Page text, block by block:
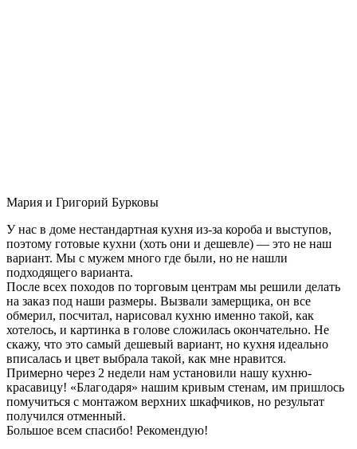
Мария и Григорий Бурковы
У нас в доме нестандартная кухня из-за короба и выступов,
поэтому готовые кухни (хоть они и дешевле) — это не наш
вариант. Мы с мужем много где были, но не нашли
подходящего варианта.
После всех походов по торговым центрам мы решили делать
на заказ под наши размеры. Вызвали замерщика, он все
обмерил, посчитал, нарисовал кухню именно такой, как
хотелось, и картинка в голове сложилась окончательно. Не
скажу, что это самый дешевый вариант, но кухня идеально
вписалась и цвет выбрала такой, как мне нравится.
Примерно через 2 недели нам установили нашу кухню-
красавицу! «Благодаря» нашим кривым стенам, им пришлось
помучиться с монтажом верхних шкафчиков, но результат
получился отменный.
Большое всем спасибо! Рекомендую!